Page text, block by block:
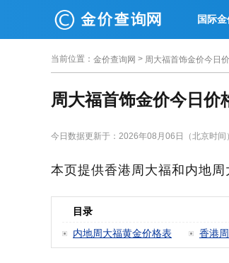
国际金
当前位置 ： 金价查询网 > 周大福首饰金价今日
周大福首饰金价今日价
今日数据更新于：2026年08月06日（北京时间）
本页提供香港周大福和内地
目录
内地周大福黄金价格表
香港